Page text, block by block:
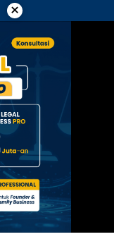
×